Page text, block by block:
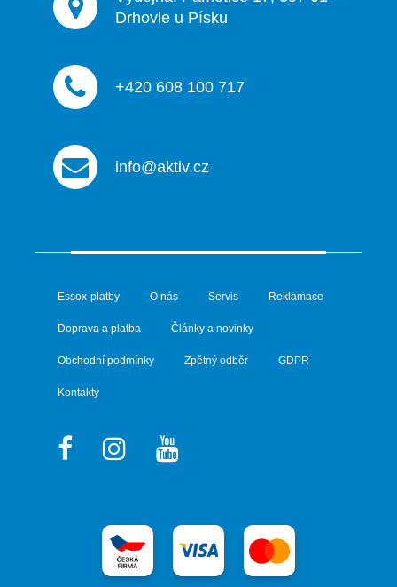
Drhovle u Písku
+420 608 100 717
info@aktiv.cz
Essox-platby O nás Servis Reklamace
Doprava a platba Články a novinky
Obchodní podmínky Zpětný odběr GDPR
Kontakty